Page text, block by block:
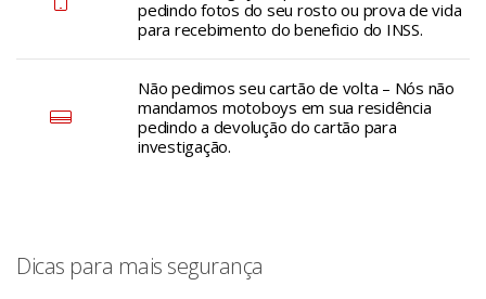
pedindo fotos do seu rosto ou prova de vida
para recebimento do beneficio do INSS.
Não pedimos seu cartão de volta – Nós não
mandamos motoboys em sua residência
pedindo a devolução do cartão para
investigação.
Dicas para mais segurança